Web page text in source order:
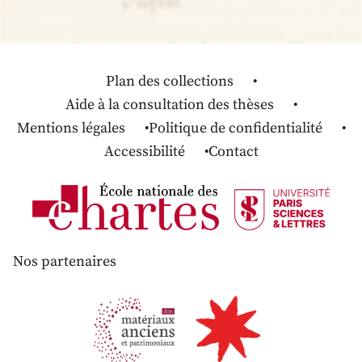
Plan des collections
Aide à la consultation des thèses
Mentions légales
Politique de confidentialité
Accessibilité
Contact
Nos partenaires